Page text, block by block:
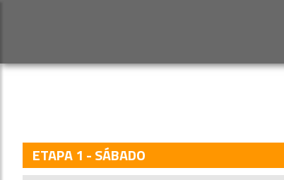
ETAPA 1 - SÁBADO